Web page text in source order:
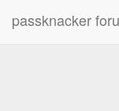
passknacker
Forum für